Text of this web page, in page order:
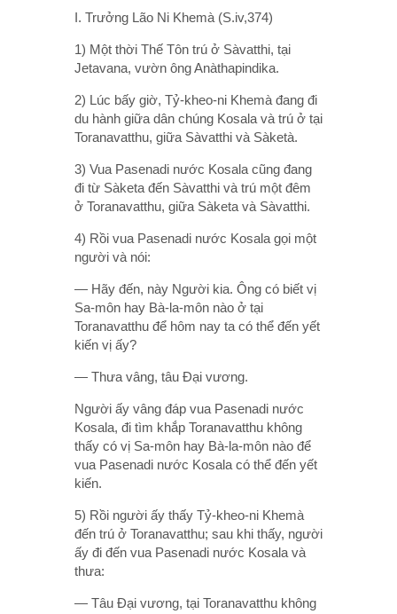
I. Trưởng Lão Ni Khemà (S.iv,374)
1) Một thời Thế Tôn trú ở Sàvatthi, tại
Jetavana, vườn ông Anàthapindika.
2) Lúc bấy giờ, Tỷ-kheo-ni Khemà đang đi
du hành giữa dân chúng Kosala và trú ở tại
Toranavatthu, giữa Sàvatthi và Sàketà.
3) Vua Pasenadi nước Kosala cũng đang
đi từ Sàketa đến Sàvatthi và trú một đêm
ở Toranavatthu, giữa Sàketa và Sàvatthi.
4) Rồi vua Pasenadi nước Kosala gọi một
người và nói:
— Hãy đến, này Người kia. Ông có biết vị
Sa-môn hay Bà-la-môn nào ở tại
Toranavatthu để hôm nay ta có thể đến yết
kiến vị ấy?
— Thưa vâng, tâu Ðại vương.
Người ấy vâng đáp vua Pasenadi nước
Kosala, đi tìm khắp Toranavatthu không
thấy có vị Sa-môn hay Bà-la-môn nào để
vua Pasenadi nước Kosala có thể đến yết
kiến.
5) Rồi người ấy thấy Tỷ-kheo-ni Khemà
đến trú ở Toranavatthu; sau khi thấy, người
ấy đi đến vua Pasenadi nước Kosala và
thưa:
— Tâu Ðại vương, tại Toranavatthu không